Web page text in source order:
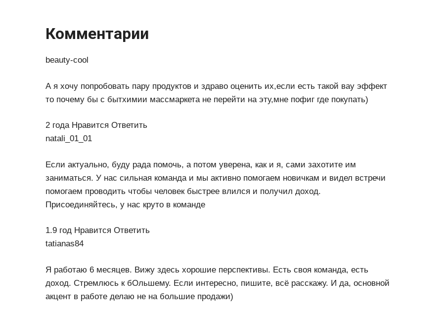
Комментарии
beauty-cool
А я хочу попробовать пару продуктов и здраво оценить их,если есть такой вау эффект
то почему бы с бытхимии массмаркета не перейти на эту,мне пофиг где покупать)
2 года Нравится Ответить
natali_01_01
Если актуально, буду рада помочь, а потом уверена, как и я, сами захотите им
заниматься. У нас сильная команда и мы активно помогаем новичкам и видел встречи
помогаем проводить чтобы человек быстрее влился и получил доход.
Присоединяйтесь, у нас круто в команде
1.9 год Нравится Ответить
tatianas84
Я работаю 6 месяцев. Вижу здесь хорошие перспективы. Есть своя команда, есть
доход. Стремлюсь к бОльшему. Если интересно, пишите, всё расскажу. И да, основной
акцент в работе делаю не на большие продажи)